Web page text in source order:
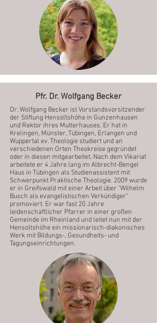
Pfr. Dr. Wolfgang Becker
Dr. Wolfgang Becker ist Vorstandsvorsitzender
der Stiftung Hensoltshöhe in Gunzenhausen
und Rektor ihres Mutterhauses. Er hat in
Krelingen, Münster, Tübingen, Erlangen und
Wuppertal ev. Theologie studiert und an
verschiedenen Orten Theokreise gegründet
oder in diesen mitgearbeitet. Nach dem Vikariat
arbeitete er 4 Jahre lang im Albrecht-Bengel
Haus in Tübingen als Studienassistent mit
Schwerpunkt Praktische Theologie. 2009 wurde
er in Greifswald mit einer Arbeit über "Wilhelm
Busch als evangelistischen Verkündiger"
promoviert. Er war fast 20 Jahre
leidenschaftlicher Pfarrer in einer großen
Gemeinde im Rheinland und leitet nun mit der
Hensoltshöhe ein missionarisch-diakonisches
Werk mit Bildungs-, Gesundheits- und
Tagungseinrichtungen.